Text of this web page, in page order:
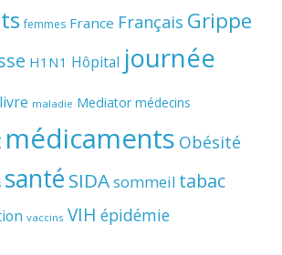
femmes France Français Grippe
H1N1 Hôpital journée
livre maladie Mediator médecins
médicaments Obésité
santé SIDAsommeil tabac
vaccins VIH épidémie